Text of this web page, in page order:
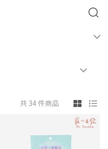
共 34 件商品